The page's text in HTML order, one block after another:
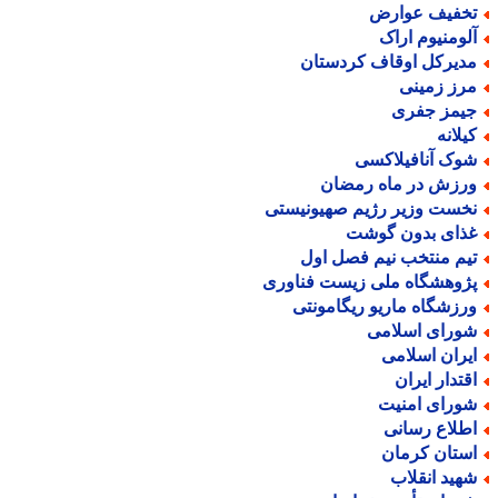
عوارض
اراک
اوقاف کردستان
زمینی
جفری
آنافیلاکسی
در ماه رمضان
وزیر رژیم صهیونیستی
بدون گوشت
منتخب نیم فصل اول
ملی زیست فناوری
ماریو ریگامونتی
اسلامی
اسلامی
ایران
امنیت
رسانی
کرمان
انقلاب